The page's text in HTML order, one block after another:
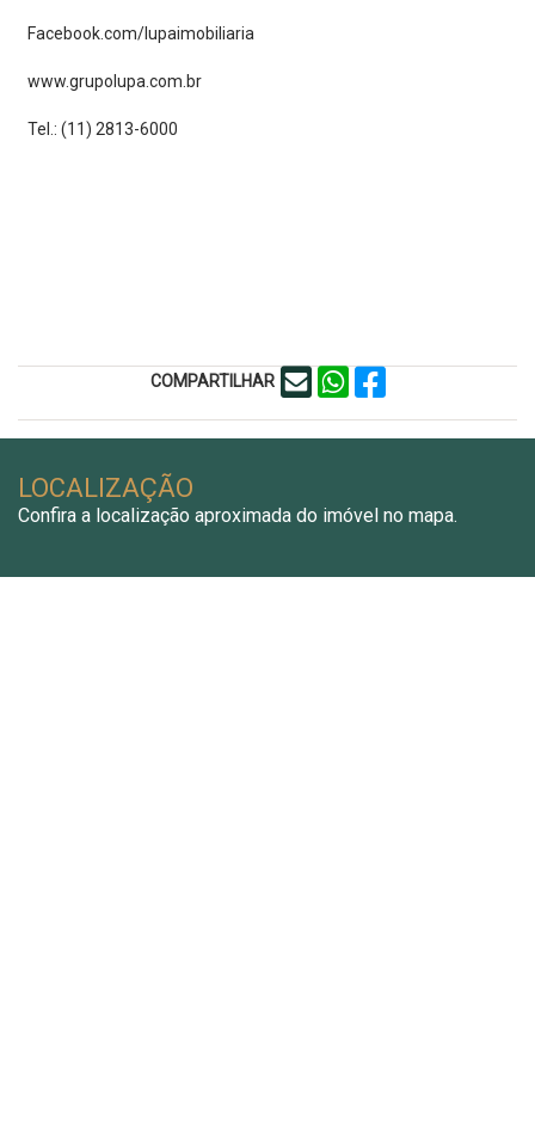
Facebook.com/lupaimobiliaria
www.grupolupa.com.br
Tel.: (11) 2813-6000
COMPARTILHAR
LOCALIZAÇÃO
Confira a localização aproximada do imóvel no mapa.